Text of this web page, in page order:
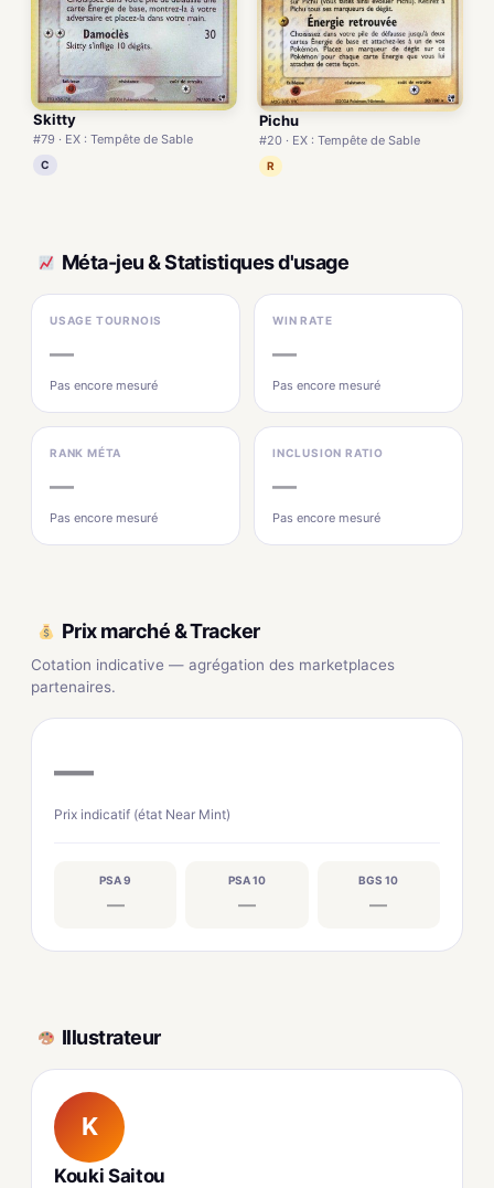
Skitty
#79 · EX : Tempête de Sable
C
Pichu
#20 · EX : Tempête de Sable
R
Méta-jeu & Statistiques d'usage
USAGE TOURNOIS
—
Pas encore mesuré
WIN RATE
—
Pas encore mesuré
RANK MÉTA
—
Pas encore mesuré
INCLUSION RATIO
—
Pas encore mesuré
Prix marché & Tracker
Cotation indicative — agrégation des marketplaces
partenaires.
—
Prix indicatif (état Near Mint)
PSA 9
—
PSA 10
—
BGS 10
—
Illustrateur
K
Kouki Saitou